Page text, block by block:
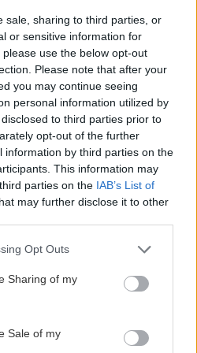
sale, sharing to third parties, or
or sensitive information for
use the below opt-out
Please note that after your
you may continue seeing
personal information utilized by
to third parties prior to
opt-out of the further
information by third parties on the
This information may
parties on the IAB’s List of
may further disclose it to other
app uses one or more Google
behaviour. You may click to
and its third-party tags to
purposes in below Google
Opt Outs
Sharing of my
Sale of my
humóznej, nekyslej
klíme, pôda nesmie
Najlepšie je, keď sa
Je lepšie
z priameho výsevu
priesad, nie z cibuliek
až keď sa vňať v krčku
Zalamovaním vňate
cibuľa je ešte nezrelá
Ak to počasie dovolí,
pôdy necháme ležať na
Potom zo suchej
zväzky alebo upletieme
v bezmrazovej